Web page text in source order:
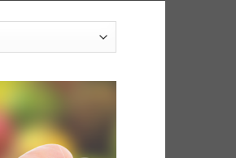
ADICIONAR